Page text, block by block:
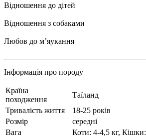
Відношення до дітей
Відношення з собаками
Любов до мʼяукання
Інформація про породу
Країна
походження
Таїланд
Тривалість життя
18-25 років
Розмір
середні
Вага
Коти: 4-4,5 кг,